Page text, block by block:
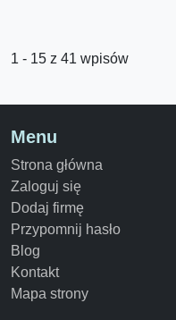
1 - 15 z 41 wpisów
Menu
Strona główna
Zaloguj się
Dodaj firmę
Przypomnij hasło
Blog
Kontakt
Mapa strony